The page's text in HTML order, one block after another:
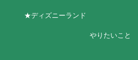
★ディズニーランド
やりたいこと